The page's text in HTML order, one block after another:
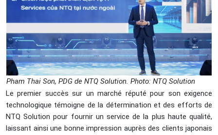
Pham Thai Son, PDG de NTQ Solution. Photo: NTQ Solution
Le premier succès sur un marché réputé pour son exigence
technologique témoigne de la détermination et des efforts de
NTQ Solution pour fournir un service de la plus haute qualité,
laissant ainsi une bonne impression auprès des clients japonais